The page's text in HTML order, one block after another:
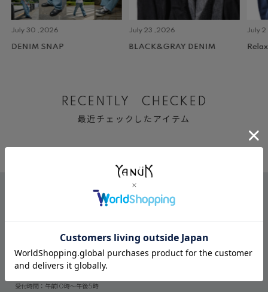
July 30 ,2026
DENIM SNAP
July 23 ,2026
BLACK&GRAY DENIM
July 2
Relax
RECENTLY CHECKED
最近チェックしたアイテム
オンラインストアでのご購入に関するお問い合わせ
03-6809-2611
受付時間：午前10時～午後5時